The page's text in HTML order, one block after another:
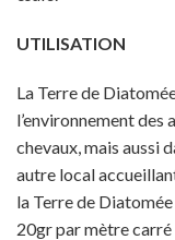
UTILISATION
La Terre de
l’environnement des
chevaux, mais aussi
autre local
la Terre de
20gr par mètre carré